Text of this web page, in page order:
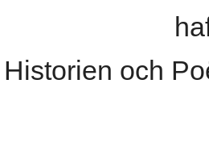
Historien och